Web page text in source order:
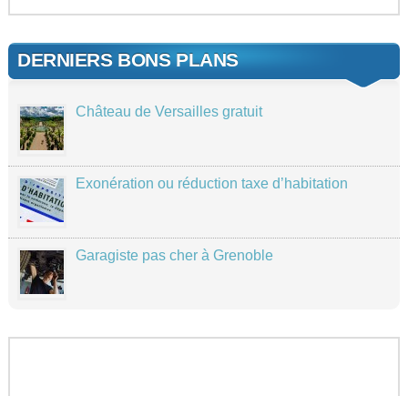
DERNIERS BONS PLANS
Château de Versailles gratuit
Exonération ou réduction taxe d’habitation
Garagiste pas cher à Grenoble